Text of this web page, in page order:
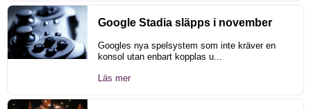
Google Stadia släpps i november
Googles nya spelsystem som inte kräver en
konsol utan enbart kopplas u...
Läs mer